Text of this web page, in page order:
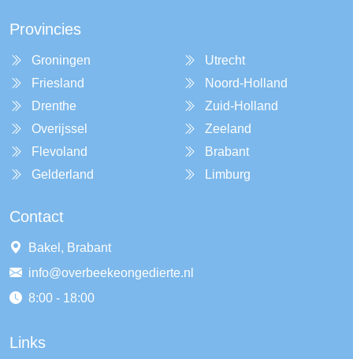
Provincies
Groningen
Friesland
Drenthe
Overijssel
Flevoland
Gelderland
Utrecht
Noord-Holland
Zuid-Holland
Zeeland
Brabant
Limburg
Contact
Bakel, Brabant
info@overbeekeongedierte.nl
8:00 - 18:00
Links